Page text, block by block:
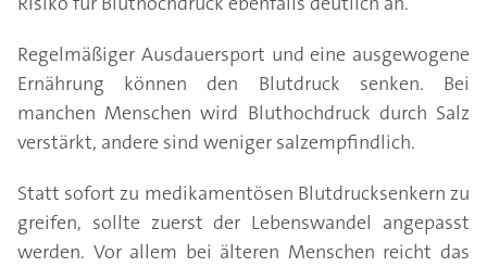
Regelmäßiger Ausdauersport und eine ausgewogene
Ernährung können den Blutdruck senken. Bei
manchen Menschen wird Bluthochdruck durch Salz
verstärkt, andere sind weniger salzempfindlich.
Statt sofort zu medikamentösen Blutdrucksenkern zu
greifen, sollte zuerst der Lebenswandel angepasst
werden. Vor allem bei älteren Menschen reicht das